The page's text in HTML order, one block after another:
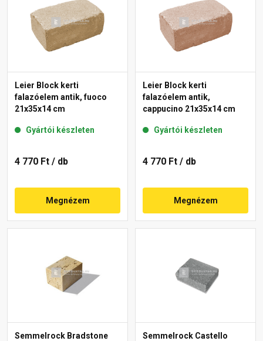
Leier Block kerti
falazóelem antik, fuoco
21x35x14 cm
Gyártói készleten
4 770 Ft / db
Megnézem
Leier Block kerti
falazóelem antik,
cappucino 21x35x14 cm
Gyártói készleten
4 770 Ft / db
Megnézem
Semmelrock Bradstone
Semmelrock Castello